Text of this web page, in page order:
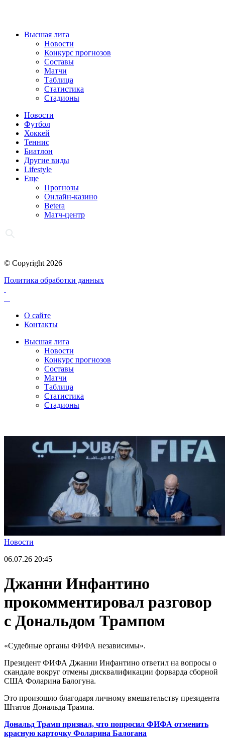
Высшая лига
Новости
Конкурс прогнозов
Составы
Матчи
Таблица
Статистика
Стадионы
Новости
Футбол
Хоккей
Теннис
Биатлон
Другие виды
Lifestyle
Еще
Прогнозы
Онлайн-казино
Betera
Матч-центр
© Copyright 2026
Политика обработки данных
О сайте
Контакты
Высшая лига
Новости
Конкурс прогнозов
Составы
Матчи
Таблица
Статистика
Стадионы
Новости
06.07.26 20:45
Джанни Инфантино
прокомментировал разговор
с Дональдом Трампом
«Судебные органы ФИФА независимы».
Президент ФИФА Джанни Инфантино ответил на вопросы о
скандале вокруг отмены дисквалификации форварда сборной
США Фоларина Балогуна.
Это произошло благодаря личному вмешательству президента
Штатов Дональда Трампа.
Дональд Трамп признал, что попросил ФИФА отменить
красную карточку Фоларина Балогана